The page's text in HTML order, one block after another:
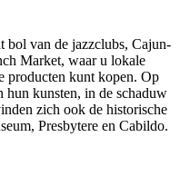
bol van de jazzclubs, Cajun-
Market, waar u lokale
producten kunt kopen. Op
hun kunsten, in de schaduw
zich ook de historische
Presbytere en Cabildo.